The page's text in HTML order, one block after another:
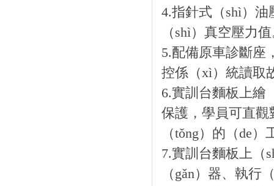
4.指針式（shì）
（shì）真空壓力
5.配備原車診斷座
控係（xì）統讀取
6.實訓台麵板上繪
保護，學員可直
（tǒng）的（de）
7.實訓台麵板上（
（gǎn）器、執行